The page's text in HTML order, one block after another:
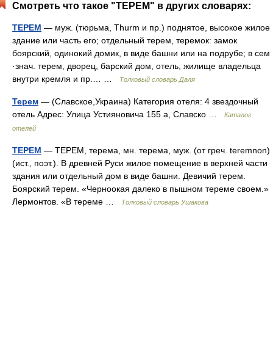
Смотреть что такое "ТЕРЕМ" в других словарях:
ТЕРЕМ — муж. (тюрьма, Thurm и пр.) поднятое, высокое жилое
здание или часть его; отдельный терем, теремок: замок
боярский, одинокий домик, в виде башни или на подрубе; в сем
·знач. терем, дворец, барский дом, отель, жилище владельца
внутри кремля и пр.… …
Толковый словарь Даля
Терем — (Славское,Украина) Категория отеля: 4 звездочный
отель Адрес: Улица Устияновича 155 а, Славско …
Каталог
отелей
ТЕРЕМ — ТЕРЕМ, терема, мн. терема, муж. (от греч. teremnon)
(ист., поэт.). В древней Руси жилое помещение в верхней части
здания или отдельный дом в виде башни. Девичий терем.
Боярский терем. «Черноокая далеко в пышном тереме своем.»
Лермонтов. «В тереме …
Толковый словарь Ушакова